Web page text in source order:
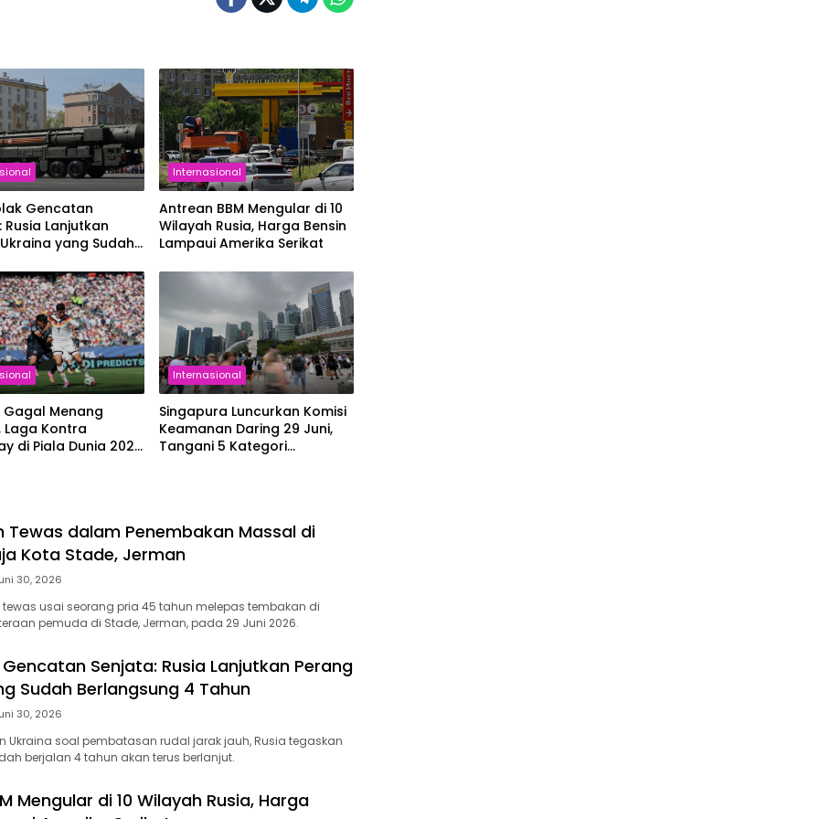
Gencatan
Rusia Lanjutkan
yang Sudah
Internasional
Antrean BBM Mengular di 10
Wilayah Rusia, Harga Bensin
Lampaui Amerika Serikat
Menang
Laga Kontra
di Piala Dunia 2026
Internasional
Singapura Luncurkan Komisi
Keamanan Daring 29 Juni,
Tangani 5 Kategori
Tewas dalam Penembakan Massal di
Kota Stade, Jerman
30, 2026
usai seorang pria 45 tahun melepas tembakan di
pemuda di Stade, Jerman, pada 29 Juni 2026.
Senjata: Rusia Lanjutkan Perang
Sudah Berlangsung 4 Tahun
30, 2026
Ukraina soal pembatasan rudal jarak jauh, Rusia tegaskan
berjalan 4 tahun akan terus berlanjut.
Mengular di 10 Wilayah Rusia, Harga